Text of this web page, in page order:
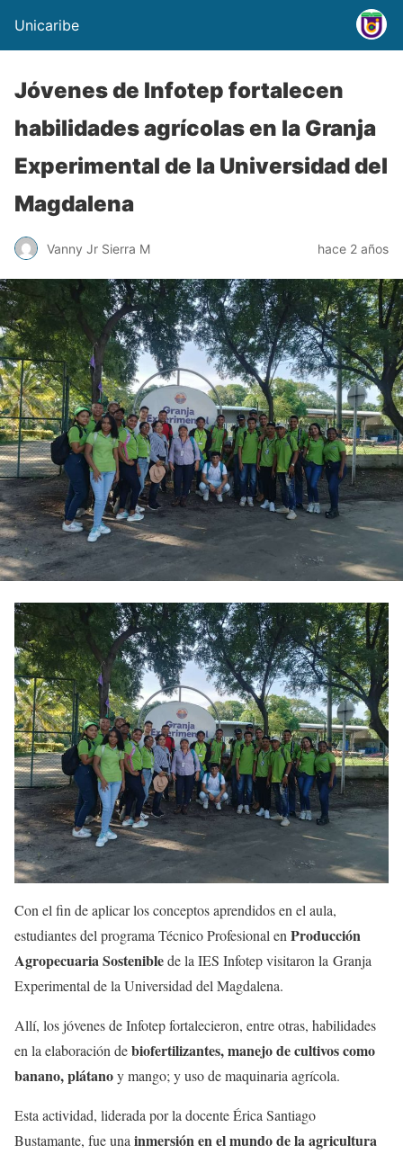
Unicaribe
Jóvenes de Infotep fortalecen
habilidades agrícolas en la Granja
Experimental de la Universidad del
Magdalena
Vanny Jr Sierra M hace 2 años
Con el fin de aplicar los conceptos aprendidos en el aula,
estudiantes del programa Técnico Profesional en Producción
Agropecuaria Sosteniblede la IES Infotep visitaron la Granja
Experimental de la Universidad del Magdalena.
Allí, los jóvenes de Infotep fortalecieron, entre otras, habilidades
en la elaboración debiofertilizantes, manejo de cultivos como
banano, plátanoy mango; y uso de maquinaria agrícola.
Esta actividad, liderada por la docente Érica Santiago
Bustamante, fue una inmersión en el mundo de la agricultura